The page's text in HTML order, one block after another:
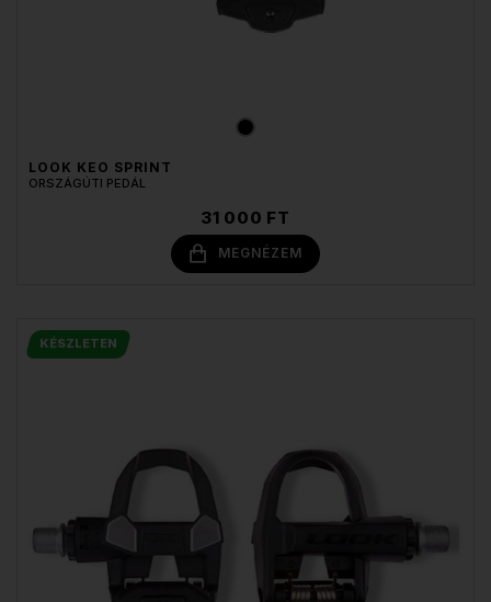
LOOK KEO SPRINT
ORSZÁGÚTI PEDÁL
31 000 FT
MEGNÉZEM
KÉSZLETEN